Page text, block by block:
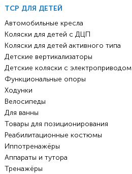
ТСР ДЛЯ ДЕТЕЙ
Автомобильные кресла
Коляски для детей с ДЦП
Коляски для детей активного типа
Детские вертикализаторы
Детские коляски с электроприводом
Функциональные опоры
Ходунки
Велосипеды
Для ванны
Товары для позиционирования
Реабилитационные костюмы
Иппотренажёры
Аппараты и тутора
Тренажёры